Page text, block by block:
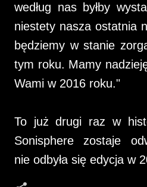
według nas byłby
niestety nasza ostatnia
będziemy w stanie
tym roku. Mamy
Wami w 2016 roku."
To już drugi raz w
Sonisphere zostaje
nie odbyła się edycja w